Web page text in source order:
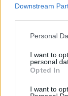
Downstream
Personal
I want to
personal
Opted In
I want to